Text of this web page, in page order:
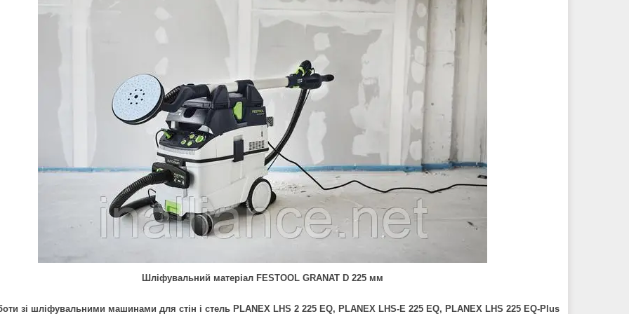
Шліфувальний матеріал FESTOOL GRANAT D 225 мм
зі шліфувальними машинами для стін і стель PLANEX LHS 2 225 EQ, PLANEX LHS-E 225 EQ, PLANEX LHS 225 EQ-Plus